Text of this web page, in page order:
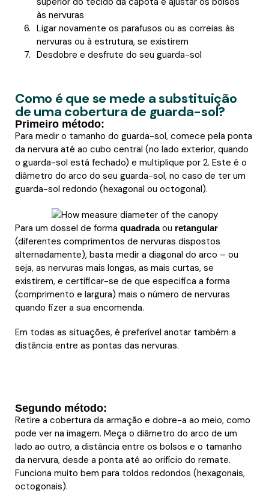
às nervuras
Ligar novamente os parafusos ou as correias às
nervuras ou à estrutura, se existirem
Desdobre e desfrute do seu guarda-sol
Como é que se mede a substituição
de uma cobertura de guarda-sol?
Primeiro método:
Para medir o tamanho do guarda-sol, comece pela ponta
da nervura até ao cubo central (no lado exterior, quando
o guarda-sol está fechado) e multiplique por 2. Este é o
diâmetro do arco do seu guarda-sol, no caso de ter um
guarda-sol redondo (hexagonal ou octogonal).
Para um dossel de forma quadradaou retangular
(diferentes comprimentos de nervuras dispostos
alternadamente), basta medir a diagonal do arco – ou
seja, as nervuras mais longas, as mais curtas, se
existirem, e certificar-se de que especifica a forma
(comprimento e largura) mais o número de nervuras
quando fizer a sua encomenda.
Em todas as situações, é preferível anotar também a
distância entre as pontas das nervuras.
Segundo método:
Retire a cobertura da armação e dobre-a ao meio, como
pode ver na imagem. Meça o diâmetro do arco de um
lado ao outro, a distância entre os bolsos e o tamanho
da nervura, desde a ponta até ao orifício do remate.
Funciona muito bem para toldos redondos (hexagonais,
octogonais).